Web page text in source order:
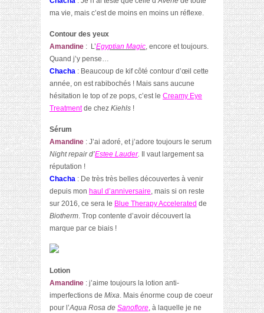
ma vie, mais c’est de moins en moins un réflexe.
Contour des yeux
Amandine : L’Egyptian Magic, encore et toujours.
Quand j’y pense…
Chacha : Beaucoup de kif côté contour d’œil cette
année, on est rabibochés ! Mais sans aucune
hésitation le top of ze pops, c’est le Creamy Eye
Treatmentde chez Kiehls !
Sérum
Amandine : J’ai adoré, et j’adore toujours le serum
Night repair d’Estee Lauder. Il vaut largement sa
réputation !
Chacha : De très très belles découvertes à venir
depuis mon haul d’anniversaire, mais si on reste
sur 2016, ce sera le Blue Therapy Accelerated de
Biotherm. Trop contente d’avoir découvert la
marque par ce biais !
Lotion
Amandine : j’aime toujours la lotion anti-
imperfections de Mixa. Mais énorme coup de coeur
pour l’Aqua Rosa de Sanoflore, à laquelle je ne